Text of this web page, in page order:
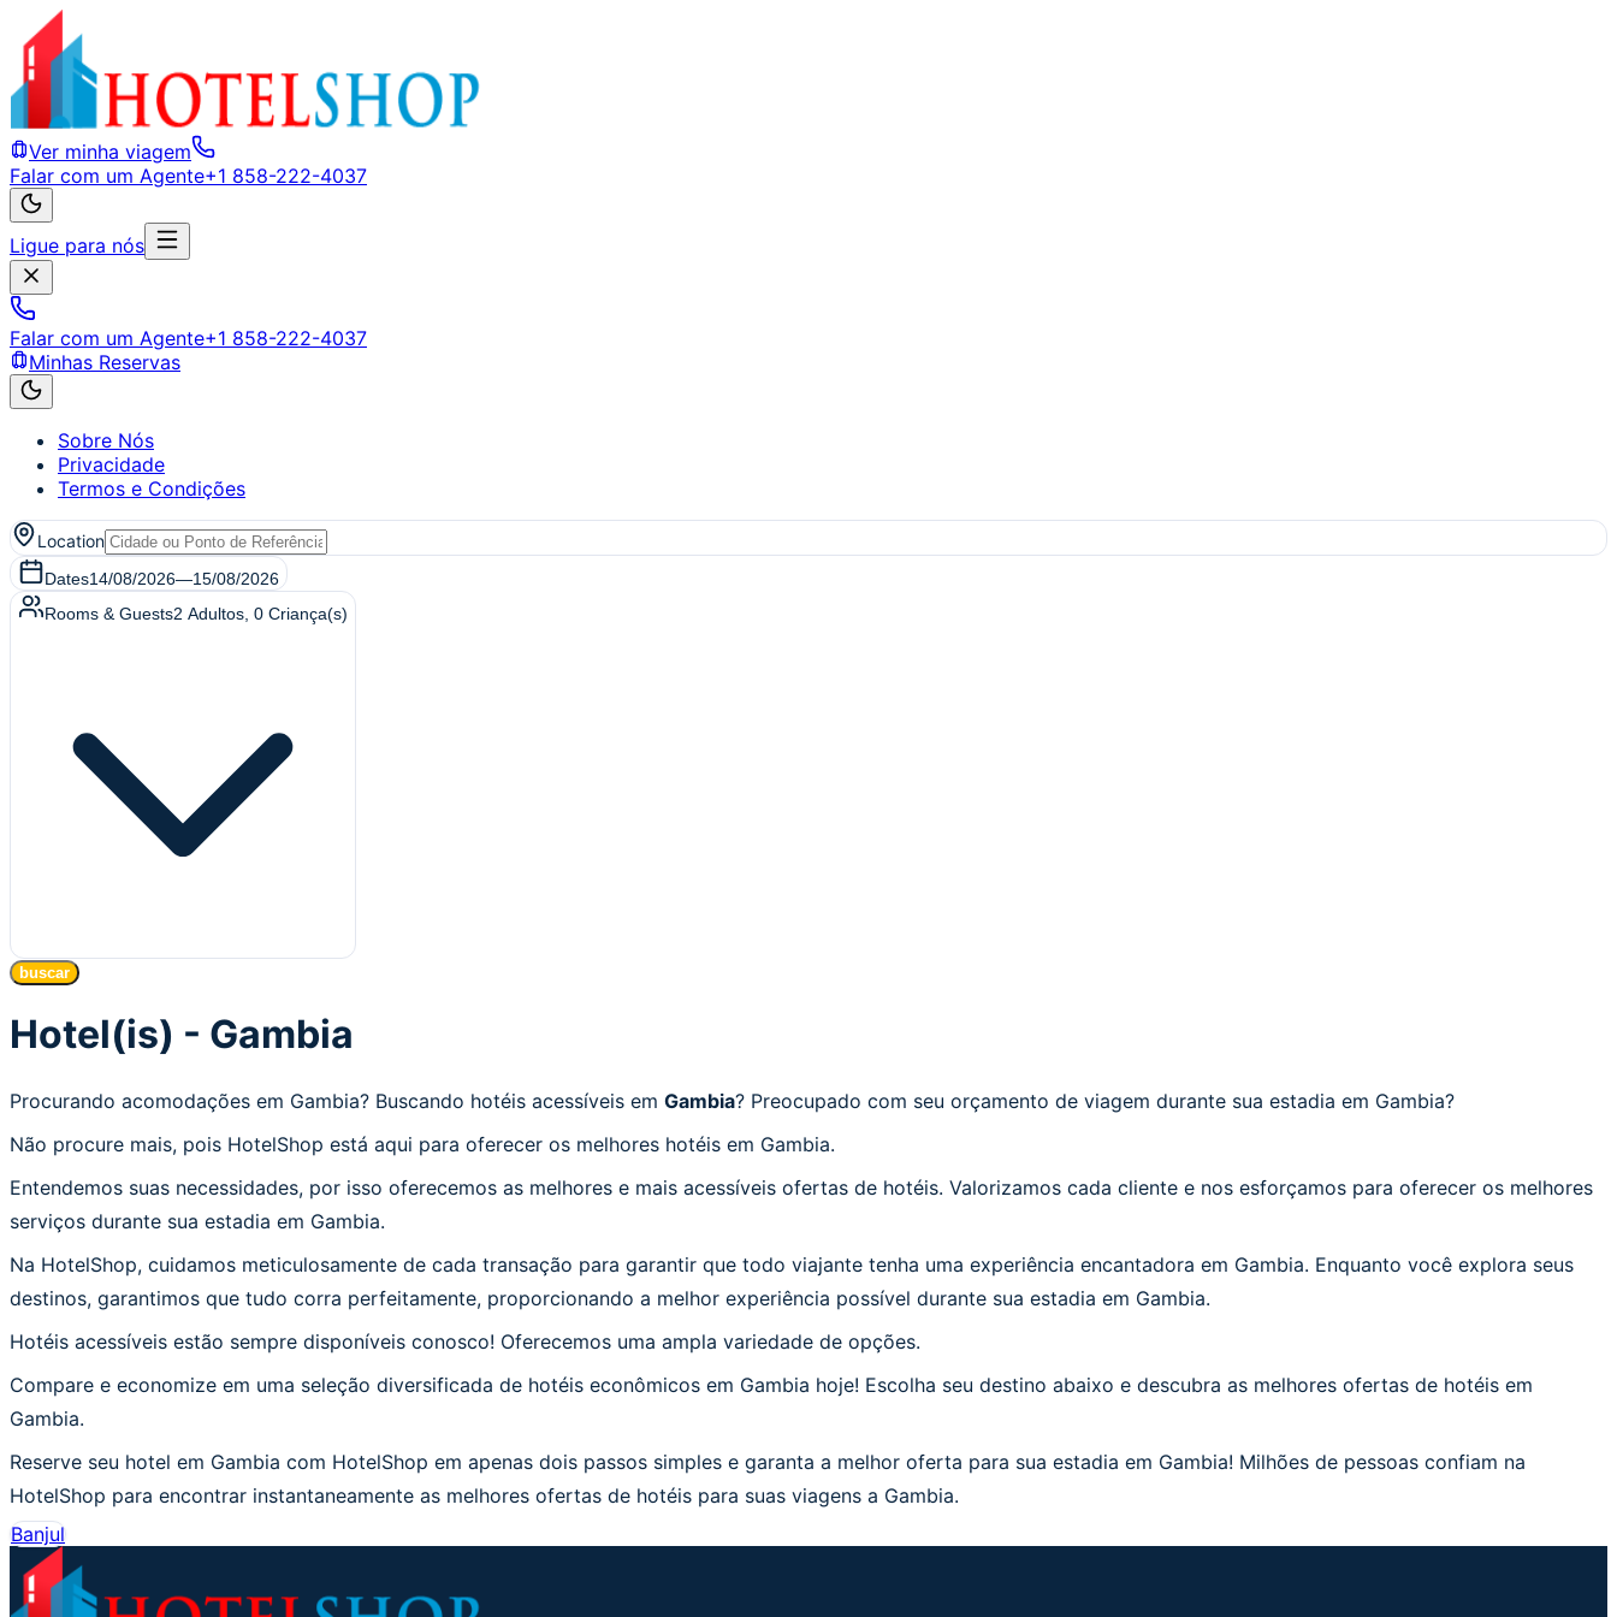
Ver minha viagem
Falar com um Agente+1 858-222-4037
Ligue para nós
Falar com um Agente+1 858-222-4037
Minhas Reservas
Sobre Nós
Privacidade
Termos e Condições
Location
Dates14/08/2026—15/08/2026
Rooms & Guests2 Adultos 0 Criança(s)
buscar
Hotel(is) - Gambia
Procurando acomodações em Gambia? Buscando hotéis acessíveis em Gambia? Preocupado com seu orçamento de viagem durante sua estadia em Gambia?
Não procure mais, pois HotelShop está aqui para oferecer os melhores hotéis em Gambia.
Entendemos suas necessidades, por isso oferecemos as melhores e mais acessíveis ofertas de hotéis. Valorizamos cada cliente e nos esforçamos para oferecer os melhores
serviços durante sua estadia em Gambia.
Na HotelShop, cuidamos meticulosamente de cada transação para garantir que todo viajante tenha uma experiência encantadora em Gambia. Enquanto você explora seus
destinos, garantimos que tudo corra perfeitamente, proporcionando a melhor experiência possível durante sua estadia em Gambia.
Hotéis acessíveis estão sempre disponíveis conosco! Oferecemos uma ampla variedade de opções.
Compare e economize em uma seleção diversificada de hotéis econômicos em Gambia hoje! Escolha seu destino abaixo e descubra as melhores ofertas de hotéis em
Gambia.
Reserve seu hotel em Gambia com HotelShop em apenas dois passos simples e garanta a melhor oferta para sua estadia em Gambia! Milhões de pessoas confiam na
HotelShop para encontrar instantaneamente as melhores ofertas de hotéis para suas viagens a Gambia.
Banjul